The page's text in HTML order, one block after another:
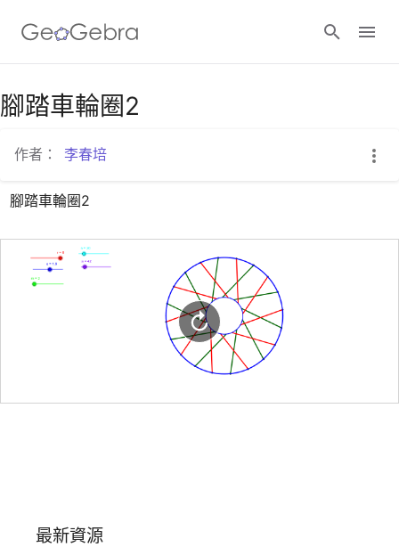
Google Classroom
GeoGebra Classroom
腳踏車輪圈2
作者： 李春培
腳踏車輪圈2
最新資源